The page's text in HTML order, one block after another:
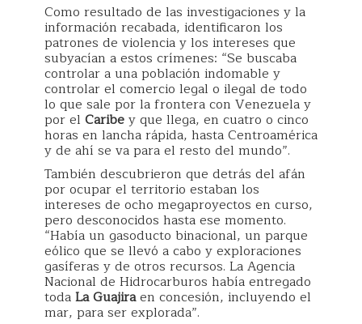
Como resultado de las investigaciones y la
información recabada, identificaron los
patrones de violencia y los intereses que
subyacían a estos crímenes: “Se buscaba
controlar a una población indomable y
controlar el comercio legal o ilegal de todo
lo que sale por la frontera con Venezuela y
por el Caribey que llega, en cuatro o cinco
horas en lancha rápida, hasta Centroamérica
y de ahí se va para el resto del mundo”.
También descubrieron que detrás del afán
por ocupar el territorio estaban los
intereses de ocho megaproyectos en curso,
pero desconocidos hasta ese momento.
“Había un gasoducto binacional, un parque
eólico que se llevó a cabo y exploraciones
gasíferas y de otros recursos. La Agencia
Nacional de Hidrocarburos había entregado
todaLa Guajiraen concesión, incluyendo el
mar, para ser explorada”.